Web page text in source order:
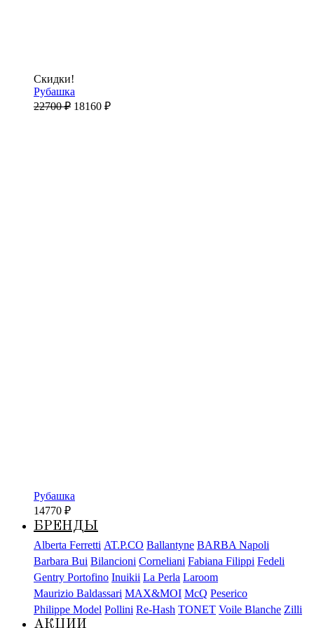
Скидки!
Рубашка
22700₽ 18160 ₽
Рубашка
14770 ₽
БРЕНДЫ
Alberta Ferretti AT.P.CO Ballantyne BARBA Napoli
Barbara Bui Bilancioni Corneliani Fabiana Filippi Fedeli
Gentry Portofino Inuikii La Perla Laroom
Maurizio Baldassari MAX&MOI McQ Peserico
Philippe Model Pollini Re-Hash TONET Voile Blanche Zilli
АКЦИИ